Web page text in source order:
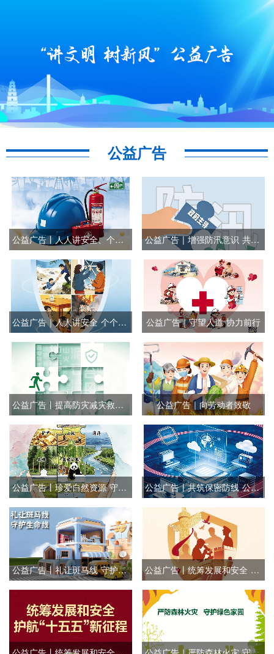
公益广告
公益广告丨人人讲安全、个个会应急——排查整治风险隐患 公益广告 | 增强防汛意识 共守家园安全
公益广告｜人人讲安全 个个会应急 公益广告｜守望人道 协力前行
公益广告丨提高防灾减灾救灾能力 公益广告｜向劳动者致敬
公益广告丨珍爱自然资源 守护美丽中国 公益广告丨共筑保密防线 公民人人有责
公益广告丨礼让斑马线 守护生命线 公益广告丨统筹发展和安全 护航“十五五”新征程